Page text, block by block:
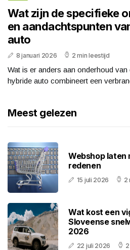
Wat zijn de specifieke
en aandachtspunten
auto
8 januari 2026 2 min leestijd
Wat is er anders aan onderhoud
hybride auto combineert een
Meest gelezen
Webshop laten
redenen
15 juli 2026 2
Wat kost een
Sloveense
2026
22 juli 2026